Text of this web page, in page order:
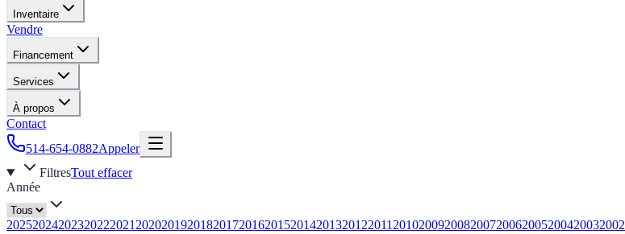
Inventaire
Vendre
Financement
Services
À propos
Contact
514-654-0882Appeler
FiltresTout effacer
Année
20252024202320222021 2020201920182017201620152014201320122011 201020092008200720062005200420032002